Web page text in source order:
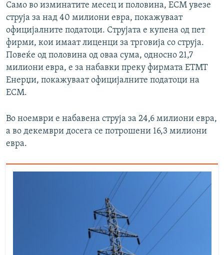
Само во изминатите месец и половина, ЕСМ увезе
струја за над 40 милиони евра, покажуваат
официјалните податоци. Струјата е купена од пет
фирми, кои имаат лиценци за трговија со струја.
Повеќе од половина од оваа сума, односно 21,7
милиони евра, е за набавки преку фирмата ЕТМТ
Енерџи, покажуваат официјалните податоци на
ЕСМ.
Во ноември е набавена струја за 24,6 милиони евра,
а во декември досега се потрошени 16,3 милиони
евра.